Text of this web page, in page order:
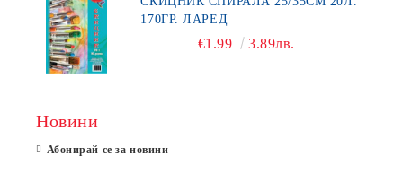
170ГР. ЛАРЕД
€1.99 3.89лв.
Новини
Абонирай се за новини